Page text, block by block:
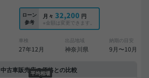
ローン
参考
月々 32,200 円
※金額は変更できます。
車検
27年12月
出品地域
神奈川県
納期の目安
9月〜10月
中古車販売店の価格との比較
平均相場